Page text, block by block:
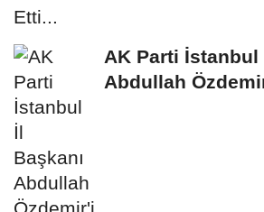
AK Parti İstanbul
Abdullah